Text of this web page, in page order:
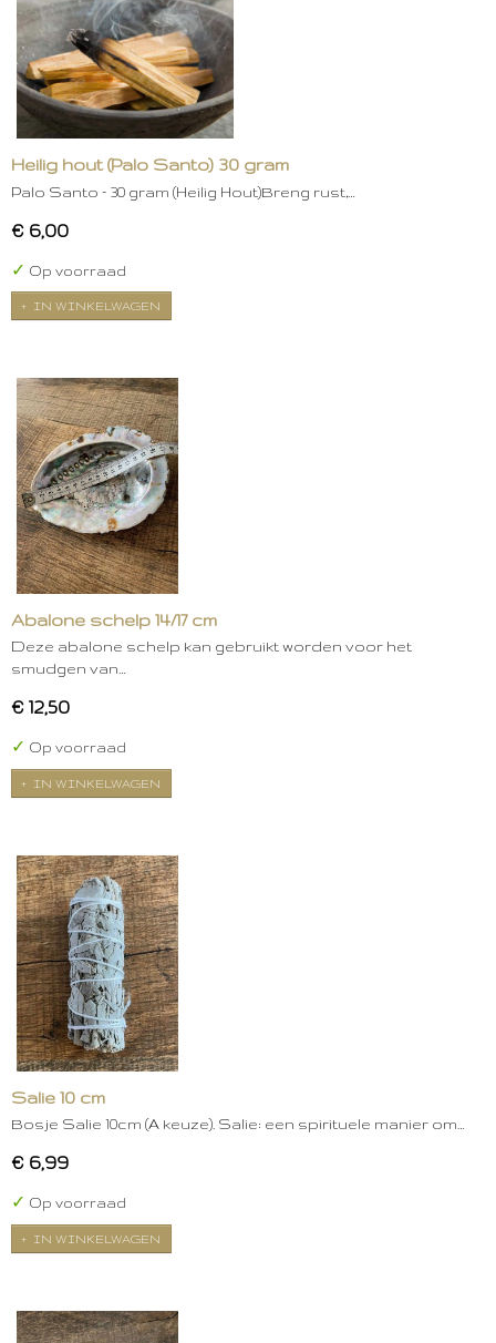
Heilig hout (Palo Santo) 30 gram
Palo Santo – 30 gram (Heilig Hout)Breng rust,…
€ 6,00
✓ Op voorraad
IN WINKELWAGEN
Abalone schelp 14/17 cm
Deze abalone schelp kan gebruikt worden voor het
smudgen van…
€ 12,50
✓ Op voorraad
IN WINKELWAGEN
Salie 10 cm
Bosje Salie 10cm (A keuze). Salie: een spirituele manier om…
€ 6,99
✓ Op voorraad
IN WINKELWAGEN